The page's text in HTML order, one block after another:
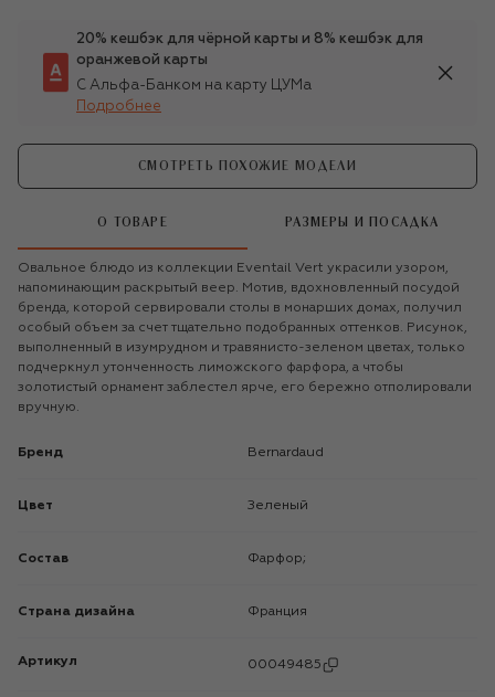
20% кешбэк для чёрной карты и 8% кешбэк для
оранжевой карты
С Альфа-Банком на карту ЦУМа
Подробнее
СМОТРЕТЬ ПОХОЖИЕ МОДЕЛИ
О ТОВАРЕ РАЗМЕРЫ И ПОСАДКА
Овальное блюдо из коллекции Eventail Vert украсили узором,
напоминающим раскрытый веер. Мотив, вдохновленный посудой
бренда, которой сервировали столы в монарших домах, получил
особый объем за счет тщательно подобранных оттенков. Рисунок,
выполненный в изумрудном и травянисто-зеленом цветах, только
подчеркнул утонченность лиможского фарфора, а чтобы
золотистый орнамент заблестел ярче, его бережно отполировали
вручную.
Бренд Bernardaud
Цвет Зеленый
Состав Фарфор;
Страна дизайна Франция
Артикул 00049485